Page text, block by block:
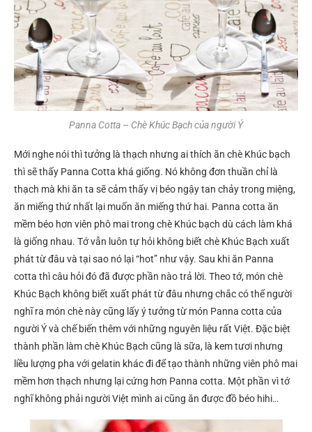
Panna Cotta – Chè Khúc Bạch của người Ý
Mới nghe nói thì tưởng là thạch nhưng ai thích ăn chè Khúc bạch
thì sẽ thấy Panna Cotta khá giống. Nó không đơn thuần chỉ là
thạch mà khi ăn ta sẽ cảm thấy vị béo ngậy tan chảy trong miệng,
ăn miếng thứ nhất lại muốn ăn miếng thứ hai. Panna cotta ăn
mềm béo hơn viên phô mai trong chè Khúc bạch dù cách làm khá
là giống nhau. Tớ vẫn luôn tự hỏi không biết chè Khúc Bạch xuất
phát từ đâu và tại sao nó lại “hot” như vậy. Sau khi ăn Panna
cotta thì câu hỏi đó đã được phần nào trả lời. Theo tớ, món chè
Khúc Bạch không biết xuất phát từ đâu nhưng chắc có thể người
nghĩ ra món chè này cũng lấy ý tưởng từ món Panna cotta của
người Ý và chế biến thêm với những nguyên liệu rất Việt. Đặc biệt
thành phần làm chè Khúc Bạch cũng là sữa, là kem tươi nhưng
liều lượng pha với gelatin khác đi để tạo thành những viên phô mai
mềm hơn thạch nhưng lại cứng hơn Panna cotta. Một phần vì tớ
nghĩ không phải người Việt mình ai cũng ăn được đồ béo hihi…